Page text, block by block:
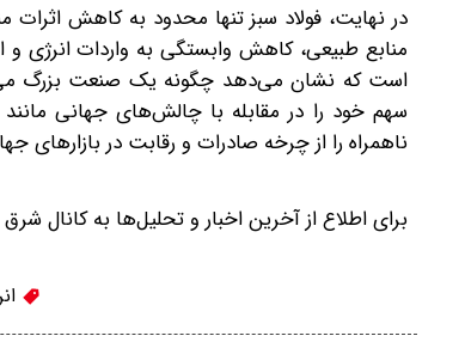
در نهایت، فولاد سبز تنها محدود به کاهش
منابع طبیعی، کاهش وابستگی به واردات انرژی و
است که نشان می‌دهد چگونه یک صنعت بزرگ
سهم خود را در مقابله با چالش‌های جهانی مانند
ناهمراه را از چرخه صادرات و رقابت در بازارهای
برای اطلاع از آخرین اخبار و تحلیل‌ها به کانال شرق